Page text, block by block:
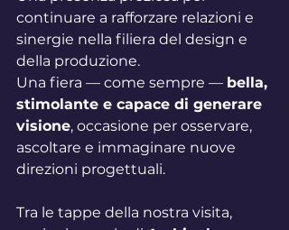
continuare a rafforzare relazioni e
sinergie nella filiera del design e
della produzione.
Una fiera — come sempre — bella,
stimolante e capace di generare
visione, occasione per osservare,
ascoltare e immaginare nuove
direzioni progettuali.
Tra le tappe della nostra visita,